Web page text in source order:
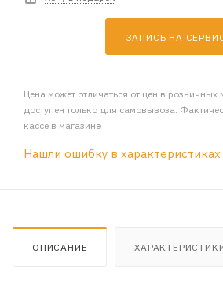
ЗАПИСЬ НА
Цена может отличаться от цен в розничных
доступен только для самовывоза.
кассе в магазине
Нашли ошибку в
ОПИСАНИЕ